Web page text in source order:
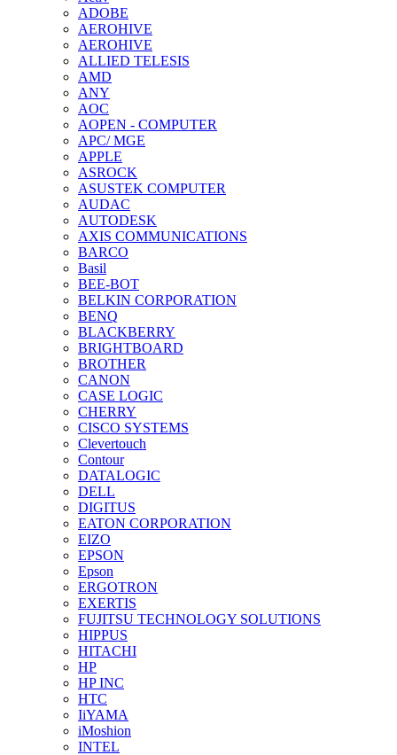
ADOBE
AEROHIVE
AEROHIVE
ALLIED TELESIS
AMD
ANY
AOC
AOPEN - COMPUTER
APC/ MGE
APPLE
ASROCK
ASUSTEK COMPUTER
AUDAC
AUTODESK
AXIS COMMUNICATIONS
BARCO
Basil
BEE-BOT
BELKIN CORPORATION
BENQ
BLACKBERRY
BRIGHTBOARD
BROTHER
CANON
CASE LOGIC
CHERRY
CISCO SYSTEMS
Clevertouch
Contour
DATALOGIC
DELL
DIGITUS
EATON CORPORATION
EIZO
EPSON
Epson
ERGOTRON
EXERTIS
FUJITSU TECHNOLOGY SOLUTIONS
HIPPUS
HITACHI
HP
HP INC
HTC
IiYAMA
iMoshion
INTEL